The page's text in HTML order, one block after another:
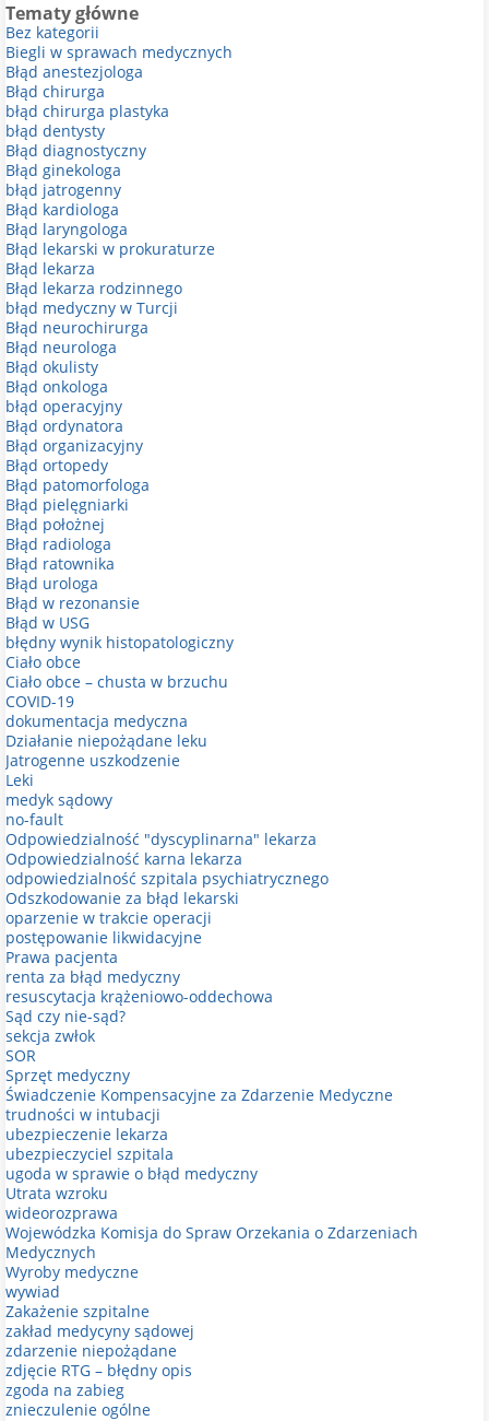
Tematy główne
Bez kategorii
Biegli w sprawach medycznych
Błąd anestezjologa
Błąd chirurga
błąd chirurga plastyka
błąd dentysty
Błąd diagnostyczny
Błąd ginekologa
błąd jatrogenny
Błąd kardiologa
Błąd laryngologa
Błąd lekarski w prokuraturze
Błąd lekarza
Błąd lekarza rodzinnego
błąd medyczny w Turcji
Błąd neurochirurga
Błąd neurologa
Błąd okulisty
Błąd onkologa
błąd operacyjny
Błąd ordynatora
Błąd organizacyjny
Błąd ortopedy
Błąd patomorfologa
Błąd pielęgniarki
Błąd położnej
Błąd radiologa
Błąd ratownika
Błąd urologa
Błąd w rezonansie
Błąd w USG
błędny wynik histopatologiczny
Ciało obce
Ciało obce – chusta w brzuchu
COVID-19
dokumentacja medyczna
Działanie niepożądane leku
Jatrogenne uszkodzenie
Leki
medyk sądowy
no-fault
Odpowiedzialność "dyscyplinarna" lekarza
Odpowiedzialność karna lekarza
odpowiedzialność szpitala psychiatrycznego
Odszkodowanie za błąd lekarski
oparzenie w trakcie operacji
postępowanie likwidacyjne
Prawa pacjenta
renta za błąd medyczny
resuscytacja krążeniowo-oddechowa
Sąd czy nie-sąd?
sekcja zwłok
SOR
Sprzęt medyczny
Świadczenie Kompensacyjne za Zdarzenie Medyczne
trudności w intubacji
ubezpieczenie lekarza
ubezpieczyciel szpitala
ugoda w sprawie o błąd medyczny
Utrata wzroku
wideorozprawa
Wojewódzka Komisja do Spraw Orzekania o Zdarzeniach
Medycznych
Wyroby medyczne
wywiad
Zakażenie szpitalne
zakład medycyny sądowej
zdarzenie niepożądane
zdjęcie RTG – błędny opis
zgoda na zabieg
znieczulenie ogólne